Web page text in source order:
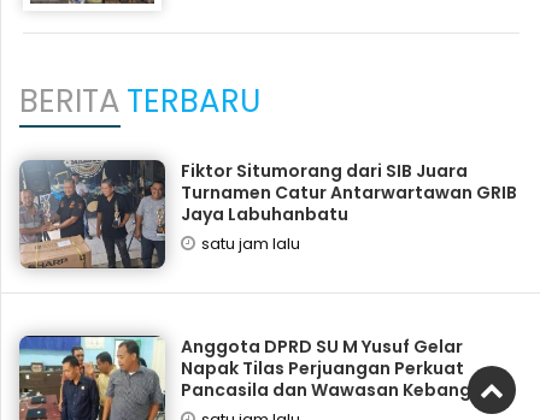
BERITATERBARU
Fiktor Situmorang dari SIB Juara
Turnamen Catur Antarwartawan GRIB
Jaya Labuhanbatu
satu jam lalu
Anggota DPRD SU M Yusuf Gelar
Napak Tilas Perjuangan Perkuat
Pancasila dan Wawasan Kebangsaan